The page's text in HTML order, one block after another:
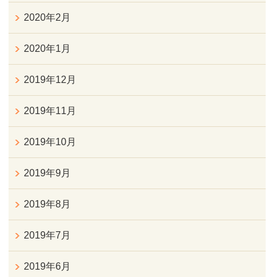
2020年2月
2020年1月
2019年12月
2019年11月
2019年10月
2019年9月
2019年8月
2019年7月
2019年6月